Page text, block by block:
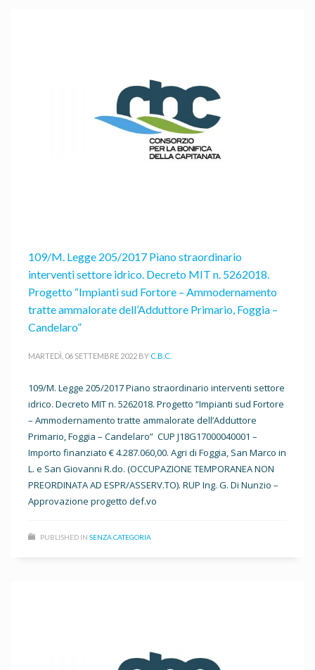
109/M. Legge 205/2017 Piano straordinario
interventi settore idrico. Decreto MIT n. 5262018.
Progetto “Impianti sud Fortore – Ammodernamento
tratte ammalorate dell’Adduttore Primario, Foggia –
Candelaro”
MARTEDÌ, 06 SETTEMBRE 2022 BY C.B.C.
109/M. Legge 205/2017 Piano straordinario interventi settore
idrico. Decreto MIT n. 5262018. Progetto “Impianti sud Fortore
– Ammodernamento tratte ammalorate dell’Adduttore
Primario, Foggia – Candelaro” CUP J18G17000040001 –
Importo finanziato € 4.287.060,00. Agri di Foggia, San Marco in
L. e San Giovanni R.do. (OCCUPAZIONE TEMPORANEA NON
PREORDINATA AD ESPR/ASSERV.TO). RUP Ing. G. Di Nunzio –
Approvazione progetto def.vo
PUBLISHED IN SENZA CATEGORIA